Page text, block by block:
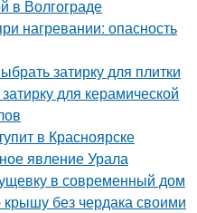
в Волгограде
нагревании: опасность
затирку для плитки
для керамической
в Красноярске
явление Урала
в современный дом
крышу без чердака своими